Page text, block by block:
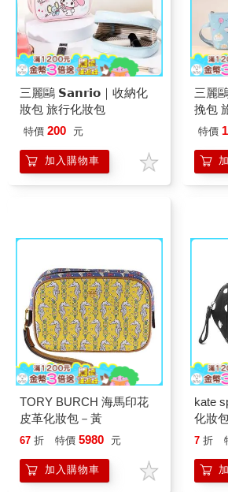
三麗鷗 𝗦𝗮𝗻𝗿𝗶𝗼｜收納化
妝包 旅行化妝包
特價 200 元
加入購物車
×12
品、
能裝
三麗
挽包
特價
TORY BURCH 海馬印花
皮革化妝包－黃
67 折 特價 5980 元
加入購物車
kate
化妝
7 折